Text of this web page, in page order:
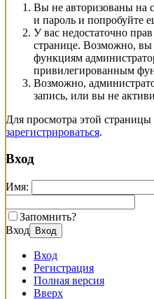
Вы не авторизованы на
и пароль и попробуйте
У вас недостаточно
странице. Возможно, вы
функциям
привилегированным
Возможно,
запись, или вы не
Для просмотра этой
зарегистрироваться.
Вход
Имя:
Запомнить?
Вход
Вход
Вход
Регистрация
Полная версия
Вверх